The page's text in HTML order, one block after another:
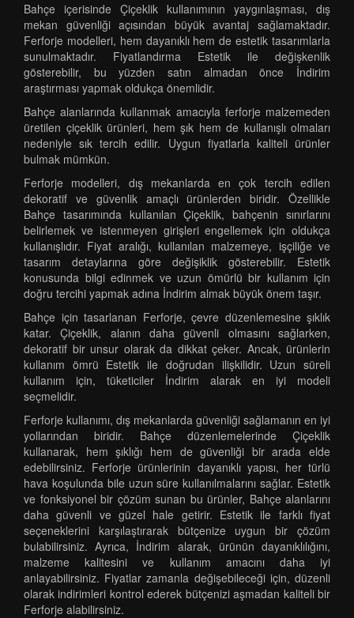
Bahçe içerisinde Çiçeklik kullanımının yaygınlaşması, dış
mekan güvenliği açısından büyük avantaj sağlamaktadır.
Ferforje modelleri, hem dayanıklı hem de estetik tasarımlarla
sunulmaktadır. Fiyatlandırma Estetik ile değişkenlik
gösterebilir, bu yüzden satın almadan önce İndirim
araştırması yapmak oldukça önemlidir.
Bahçe alanlarında kullanmak amacıyla ferforje malzemeden
üretilen çiçeklik ürünleri, hem şık hem de kullanışlı olmaları
nedeniyle sık tercih edilir. Uygun fiyatlarla kaliteli ürünler
bulmak mümkün.
Ferforje modelleri, dış mekanlarda en çok tercih edilen
dekoratif ve güvenlik amaçlı ürünlerden biridir. Özellikle
Bahçe tasarımında kullanılan Çiçeklik, bahçenin sınırlarını
belirlemek ve istenmeyen girişleri engellemek için oldukça
kullanışlıdır. Fiyat aralığı, kullanılan malzemeye, işçiliğe ve
tasarım detaylarına göre değişiklik gösterebilir. Estetik
konusunda bilgi edinmek ve uzun ömürlü bir kullanım için
doğru tercihi yapmak adına İndirim almak büyük önem taşır.
Bahçe için tasarlanan Ferforje, çevre düzenlemesine şıklık
katar. Çiçeklik, alanın daha güvenli olmasını sağlarken,
dekoratif bir unsur olarak da dikkat çeker. Ancak, ürünlerin
kullanım ömrü Estetik ile doğrudan ilişkilidir. Uzun süreli
kullanım için, tüketiciler İndirim alarak en iyi modeli
seçmelidir.
Ferforje kullanımı, dış mekanlarda güvenliği sağlamanın en iyi
yollarından biridir. Bahçe düzenlemelerinde Çiçeklik
kullanarak, hem şıklığı hem de güvenliği bir arada elde
edebilirsiniz. Ferforje ürünlerinin dayanıklı yapısı, her türlü
hava koşulunda bile uzun süre kullanılmalarını sağlar. Estetik
ve fonksiyonel bir çözüm sunan bu ürünler, Bahçe alanlarını
daha güvenli ve güzel hale getirir. Estetik ile farklı fiyat
seçeneklerini karşılaştırarak bütçenize uygun bir çözüm
bulabilirsiniz. Ayrıca, İndirim alarak, ürünün dayanıklılığını,
malzeme kalitesini ve kullanım amacını daha iyi
anlayabilirsiniz. Fiyatlar zamanla değişebileceği için, düzenli
olarak indirimleri kontrol ederek bütçenizi aşmadan kaliteli bir
Ferforje alabilirsiniz.